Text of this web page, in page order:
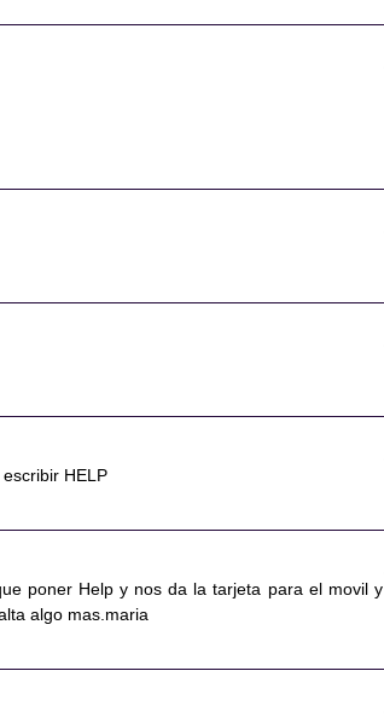
HELP
poner Help y nos da la tarjeta para el movil y
algo mas.maria